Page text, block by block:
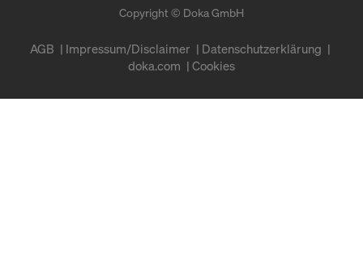
Copyright © Doka GmbH
AGB Impressum/Disclaimer
Datenschutzerklärung
doka.com
Cookies